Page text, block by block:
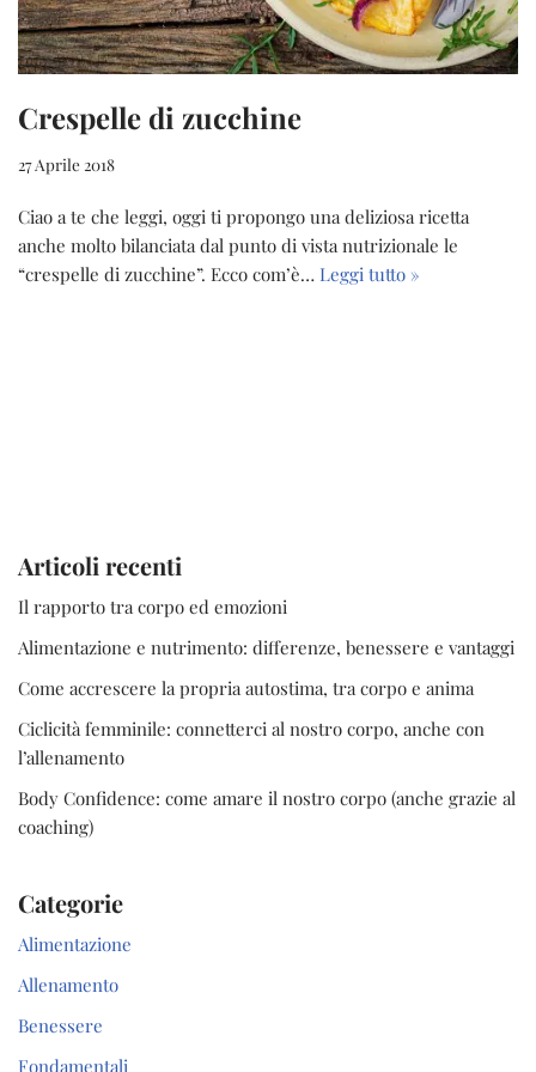
Crespelle di zucchine
27 Aprile 2018
Ciao a te che leggi, oggi ti propongo una deliziosa ricetta
anche molto bilanciata dal punto di vista nutrizionale le
“crespelle di zucchine”. Ecco com’è… Leggi tutto »
Articoli recenti
Il rapporto tra corpo ed emozioni
Alimentazione e nutrimento: differenze, benessere e vantaggi
Come accrescere la propria autostima, tra corpo e anima
Ciclicità femminile: connetterci al nostro corpo, anche con
l’allenamento
Body Confidence: come amare il nostro corpo (anche grazie al
coaching)
Categorie
Alimentazione
Allenamento
Benessere
Fondamentali